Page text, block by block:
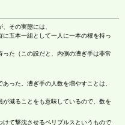
その実態には、
に五本一組として一人に一本の櫂を持っ
った（この説だと、内側の漕ぎ手は非常
った。漕ぎ手の人数を増やすことは、
減ることをも意味しているので、数を
けて撃沈させるペリプルスというもので